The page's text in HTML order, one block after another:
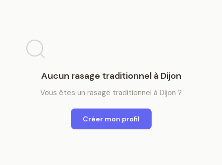
Aucun rasage traditionnelà Dijon
Vous êtes un rasage traditionnel à Dijon ?
Créer mon profil